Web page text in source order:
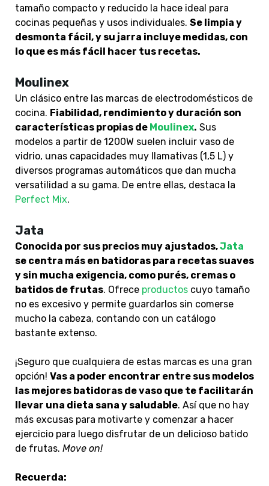
tamaño compacto y reducido la hace ideal para
cocinas pequeñas y usos individuales. Se limpia y
desmonta fácil, y su jarra incluye medidas, con
lo que es más fácil hacer tus recetas.
Moulinex
Un clásico entre las marcas de electrodomésticos de
cocina. Fiabilidad, rendimiento y duración son
características propias de Moulinex. Sus
modelos a partir de 1200W suelen incluir vaso de
vidrio, unas capacidades muy llamativas (1,5 L) y
diversos programas automáticos que dan mucha
versatilidad a su gama. De entre ellas, destaca la
Perfect Mix.
Jata
Conocida por sus precios muy ajustados,Jata
se centra más en batidoras para recetas suaves
y sin mucha exigencia, como purés, cremas o
batidos de frutas. Ofrece productos cuyo tamaño
no es excesivo y permite guardarlos sin comerse
mucho la cabeza, contando con un catálogo
bastante extenso.
¡Seguro que cualquiera de estas marcas es una gran
opción! Vas a poder encontrar entre sus modelos
las mejores batidoras de vaso que te facilitarán
llevar una dieta sana y saludable. Así que no hay
más excusas para motivarte y comenzar a hacer
ejercicio para luego disfrutar de un delicioso batido
de frutas. Move on!
Recuerda: